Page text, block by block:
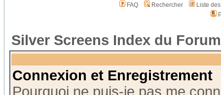
FAQ Rechercher
Liste
Silver Screens Index du Forum
Connexion et Enregistrement
Pourquoi ne puis-je pas me